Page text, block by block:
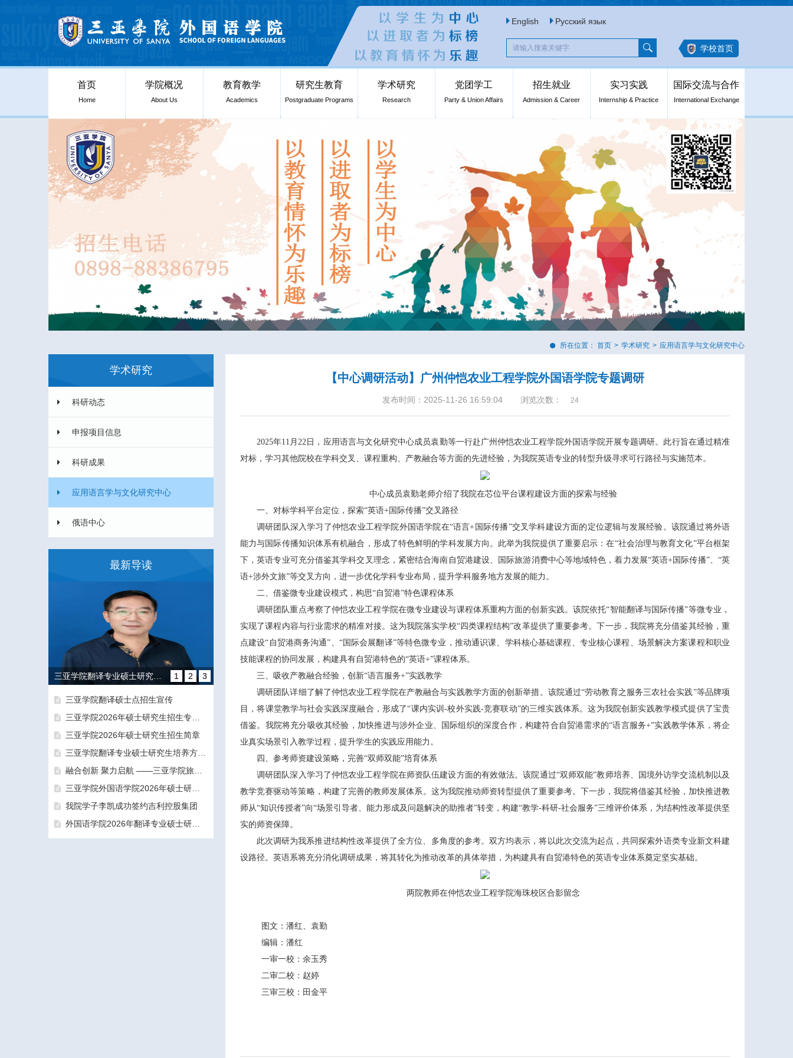
English Русский язык
学校首页
首页
Home
学院概况
About Us
教育教学
Academics
研究生教育
Postgraduate Programs
学术研究
Research
党团学工
Party & Union Affairs
招生就业
Admission & Career
实习实践
Internship & Practice
国际交流与合作
International Exchange
所在位置： 首页 > 学术研究 > 应用语言学与文化研究中心
学术研究
科研动态
申报项目信息
科研成果
应用语言学与文化研究中心
俄语中心
最新导读
1 2 3
三亚学院翻译硕士点招生宣传
三亚学院2026年硕士研究生招生专业目录及参考书目
三亚学院2026年硕士研究生招生简章
三亚学院翻译专业硕士研究生培养方向和导师团队介绍
融合创新 聚力启航 ——三亚学院旅游与大健康学院正式揭牌成立
三亚学院外国语学院2026年硕士研究生拟录取名单公示公告（一志愿）
我院学子李凯成功签约吉利控股集团
外国语学院2026年翻译专业硕士研究生（MTI）一志愿考生面试工作圆满结束
【中心调研活动】广州仲恺农业工程学院外国语学院专题调研
发布时间：2025-11-26 16:59:04 浏览次数： 24
2025年11月22日，应用语言与文化研究中心成员袁勤等一行赴广州仲恺农业工程学院外国语学院开展专题调研。此行旨在通过精准
对标，学习其他院校在学科交叉、课程重构、产教融合等方面的先进经验，为我院英语专业的转型升级寻求可行路径与实施范本。
中心成员袁勤老师介绍了我院在芯位平台课程建设方面的探索与经验
一、对标学科平台定位，探索“英语+国际传播”交叉路径
调研团队深入学习了仲恺农业工程学院外国语学院在“语言+国际传播”交叉学科建设方面的定位逻辑与发展经验。该院通过将外语
能力与国际传播知识体系有机融合，形成了特色鲜明的学科发展方向。此举为我院提供了重要启示：在“社会治理与教育文化”平台框架
下，英语专业可充分借鉴其学科交叉理念，紧密结合海南自贸港建设、国际旅游消费中心等地域特色，着力发展“英语+国际传播”、“英
语+涉外文旅”等交叉方向，进一步优化学科专业布局，提升学科服务地方发展的能力。
二、借鉴微专业建设模式，构思“自贸港”特色课程体系
调研团队重点考察了仲恺农业工程学院在微专业建设与课程体系重构方面的创新实践。该院依托“智能翻译与国际传播”等微专业，
实现了课程内容与行业需求的精准对接。这为我院落实学校“四类课程结构”改革提供了重要参考。下一步，我院将充分借鉴其经验，重
点建设“自贸港商务沟通”、“国际会展翻译”等特色微专业，推动通识课、学科核心基础课程、专业核心课程、场景解决方案课程和职业
技能课程的协同发展，构建具有自贸港特色的“英语+”课程体系。
三、吸收产教融合经验，创新“语言服务+”实践教学
调研团队详细了解了仲恺农业工程学院在产教融合与实践教学方面的创新举措。该院通过“劳动教育之服务三农社会实践”等品牌项
目，将课堂教学与社会实践深度融合，形成了“课内实训-校外实践-竞赛联动”的三维实践体系。这为我院创新实践教学模式提供了宝贵
借鉴。我院将充分吸收其经验，加快推进与涉外企业、国际组织的深度合作，构建符合自贸港需求的“语言服务+”实践教学体系，将企
业真实场景引入教学过程，提升学生的实践应用能力。
四、参考师资建设策略，完善“双师双能”培育体系
调研团队深入学习了仲恺农业工程学院在师资队伍建设方面的有效做法。该院通过“双师双能”教师培养、国境外访学交流机制以及
教学竞赛驱动等策略，构建了完善的教师发展体系。这为我院推动师资转型提供了重要参考。下一步，我院将借鉴其经验，加快推进教
师从“知识传授者”向“场景引导者、能力形成及问题解决的助推者”转变，构建“教学-科研-社会服务”三维评价体系，为结构性改革提供坚
实的师资保障。
此次调研为我系推进结构性改革提供了全方位、多角度的参考。双方均表示，将以此次交流为起点，共同探索外语类专业新文科建
设路径。英语系将充分消化调研成果，将其转化为推动改革的具体举措，为构建具有自贸港特色的英语专业体系奠定坚实基础。
两院教师在仲恺农业工程学院海珠校区合影留念
图文：潘红、袁勤
编辑：潘红
一审一校：余玉秀
二审二校：赵婷
三审三校：田金平